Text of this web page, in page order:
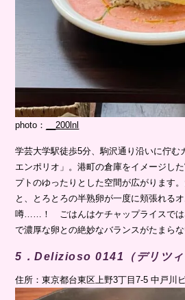
photo： __200lnl
学芸大学駅徒歩5分、駒沢通り沿いに佇む
エンポリオ」。港町の倉庫をイメージし
プトのゆったりとした空間が広がります
と、とろとろの半熟卵が一度に頬張れる
噂……！ ごはんはケチャップライスでは
で濃厚な卵との絶妙なバランスがたまら
5．Delizioso 0141（デリツィ
住所：東京都台東区上野3丁目7-5 中戸川